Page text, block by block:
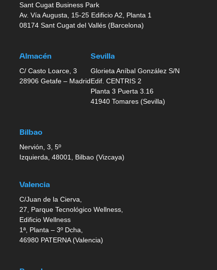
Sant Cugat Business Park
Av. Vía Augusta, 15-25 Edificio A2, Planta 1
08174 Sant Cugat del Vallés (Barcelona)
Almacén
C/ Casto Loarce, 3
28906 Getafe – Madrid
Sevilla
Glorieta Aníbal González S/N
Edif. CENTRIS 2
Planta 3 Puerta 3.16
41940 Tomares (Sevilla)
Bilbao
Nervión, 3, 5º
Izquierda, 48001, Bilbao (Vizcaya)
Valencia
C/Juan de la Cierva,
27, Parque Tecnológico Wellness,
Edificio Wellness
1ª, Planta – 3º Dcha,
46980 PATERNA (Valencia)